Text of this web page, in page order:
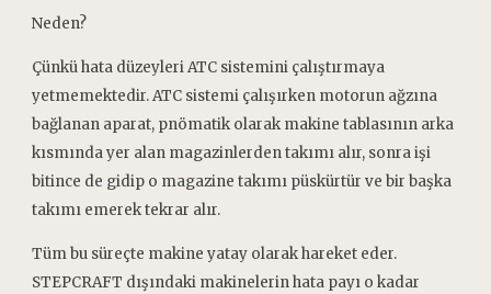
Neden?
Çünkü hata düzeyleri ATC sistemini çalıştırmaya
yetmemektedir. ATC sistemi çalışırken motorun ağzına
bağlanan aparat, pnömatik olarak makine tablasının arka
kısmında yer alan magazinlerden takımı alır, sonra işi
bitince de gidip o magazine takımı püskürtür ve bir başka
takımı emerek tekrar alır.
Tüm bu süreçte makine yatay olarak hareket eder.
STEPCRAFT dışındaki makinelerin hata payı o kadar